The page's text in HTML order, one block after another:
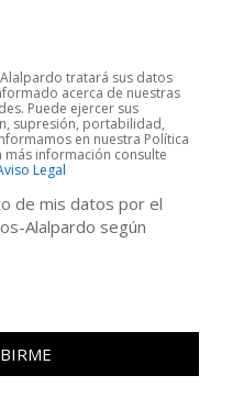
tratará sus datos
acerca de nuestras
Puede ejercer sus
supresión, portabilidad,
en nuestra Política
más información consulte
Legal
de mis datos por el
Alalpardo según